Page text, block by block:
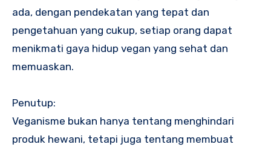
ada, dengan pendekatan yang tepat dan
pengetahuan yang cukup, setiap orang dapat
menikmati gaya hidup vegan yang sehat dan
memuaskan.
Penutup:
Veganisme bukan hanya tentang menghindari
produk hewani, tetapi juga tentang membuat